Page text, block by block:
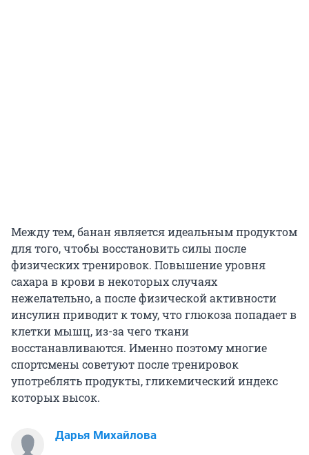
Между тем, банан является идеальным продуктом
для того, чтобы восстановить силы после
физических тренировок. Повышение уровня
сахара в крови в некоторых случаях
нежелательно, а после физической активности
инсулин приводит к тому, что глюкоза попадает в
клетки мышц, из-за чего ткани
восстанавливаются. Именно поэтому многие
спортсмены советуют после тренировок
употреблять продукты, гликемический индекс
которых высок.
Дарья Михайлова